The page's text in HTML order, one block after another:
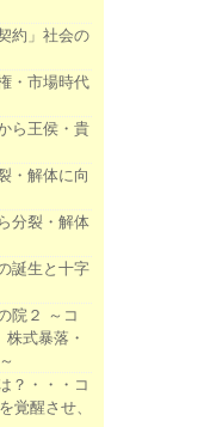
約」社会の
・市場時代
ら王侯・貴
・解体に向
分裂・解体
誕生と十字
院２ ～コ
式暴落・
？・・・コ
覚醒させ、